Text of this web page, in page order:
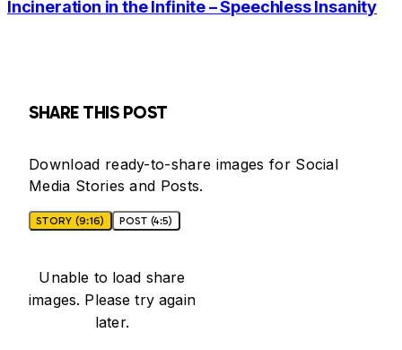
Incineration in the Infinite – Speechless Insanity
SHARE THIS POST
Download ready-to-share images for Social
Media Stories and Posts.
STORY (9:16) POST (4:5)
Unable to load share
images. Please try again
later.